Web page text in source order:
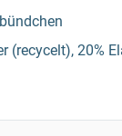
(recycelt), 20%